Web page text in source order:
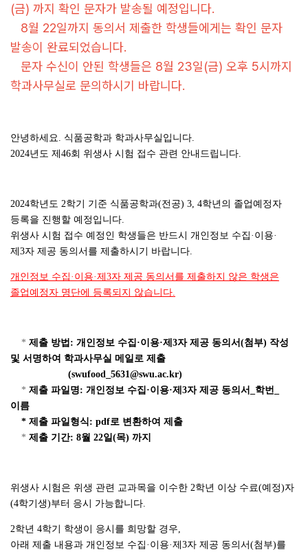
(금) 까지 확인 문자가 발송될 예정입니다.
8월 22일까지 동의서 제출한 학생들에게는 확인 문자
발송이 완료되었습니다.
문자 수신이 안된 학생들은 8월 23일(금) 오후 5시까지
학과사무실로 문의하시기 바랍니다.
안녕하세요. 식품공학과 학과사무실입니다.
2024년도 제46회 위생사 시험 접수 관련 안내드립니다.
2024학년도 2학기 기준 식품공학과(전공) 3, 4학년의 졸업예정자
등록을 진행할 예정입니다.
위생사 시험 접수 예정인 학생들은 반드시 개인정보 수집·이용·
제3자 제공 동의서를 제출하시기 바랍니다.
개인정보 수집·이용·제3자 제공 동의서를 제출하지 않은 학생은
졸업예정자 명단에 등록되지 않습니다.
* 제출 방법 : 개인정보 수집·이용·제3자 제공 동의서(첨부) 작성
및 서명하여 학과사무실 메일로 제출
(swufood_5631@swu.ac.kr)
* 제 출 파일명: 개인정보 수집·이용·제3자 제공 동의서_학번_
이름
* 제출 파일형식: pdf로 변환하여 제출
* 제출 기간: 8월 22일(목) 까지
위생사 시험은 위생 관련 교과목을 이수한 2학년 이상 수료(예정)자
(4학기생)부터 응시 가능합니다.
2학년 4학기 학생이 응시를 희망할 경우
아래 제출 내용과 개인정보 수집·이용·제3자 제공 동의서(첨부)를